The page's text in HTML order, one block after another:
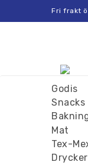
Fri frakt
Godis
Snacks
Mat
Tex-
Drycker